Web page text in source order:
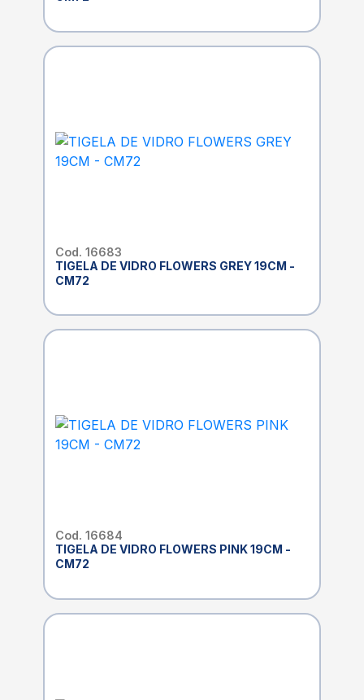
Cod. 16683
TIGELA DE VIDRO FLOWERS GREY 19CM -
CM72
Cod. 16684
TIGELA DE VIDRO FLOWERS PINK 19CM -
CM72